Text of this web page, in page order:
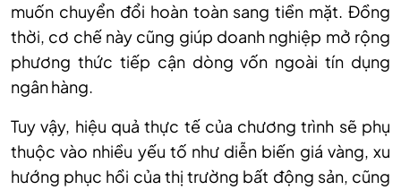
muốn chuyển đổi hoàn toàn sang tiền mặt. Đồng
thời, cơ chế này cũng giúp doanh nghiệp mở rộng
phương thức tiếp cận dòng vốn ngoài tín dụng
ngân hàng.
Tuy vậy, hiệu quả thực tế của chương trình sẽ phụ
thuộc vào nhiều yếu tố như diễn biến giá vàng, xu
hướng phục hồi của thị trường bất động sản, cũng